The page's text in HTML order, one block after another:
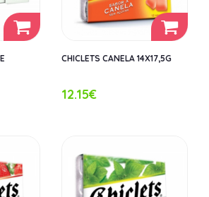
CHICLETS CANELA 14X17,5G
12.15€